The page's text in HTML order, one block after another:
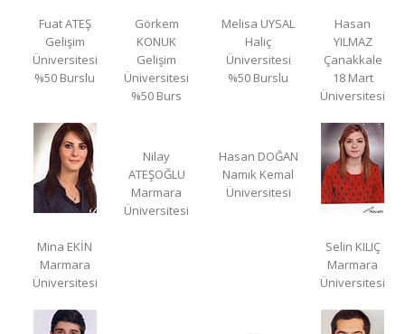
Fuat ATEŞ
Gelişim
Üniversitesi
%50 Burslu
Görkem
KONUK
Gelişim
Üniversitesi
%50 Burs
Melisa UYSAL
Haliç
Üniversitesi
%50 Burslu
Hasan
YILMAZ
Çanakkale
18 Mart
Üniversitesi
Mina EKİN
Marmara
Üniversitesi
Nilay
ATEŞOĞLU
Marmara
Üniversitesi
Hasan DOĞAN
Namık Kemal
Üniversitesi
Selin KILIÇ
Marmara
Üniversitesi